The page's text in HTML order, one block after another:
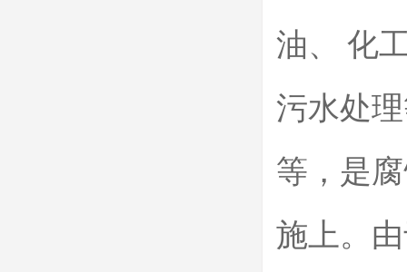
油、 化
污水处
等，是
施上。